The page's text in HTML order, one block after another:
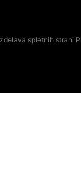
spletnih strani